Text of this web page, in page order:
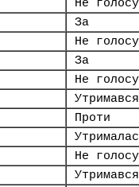
Не
За
Не
За
Не
Утримався
Проти
Не
Утримався